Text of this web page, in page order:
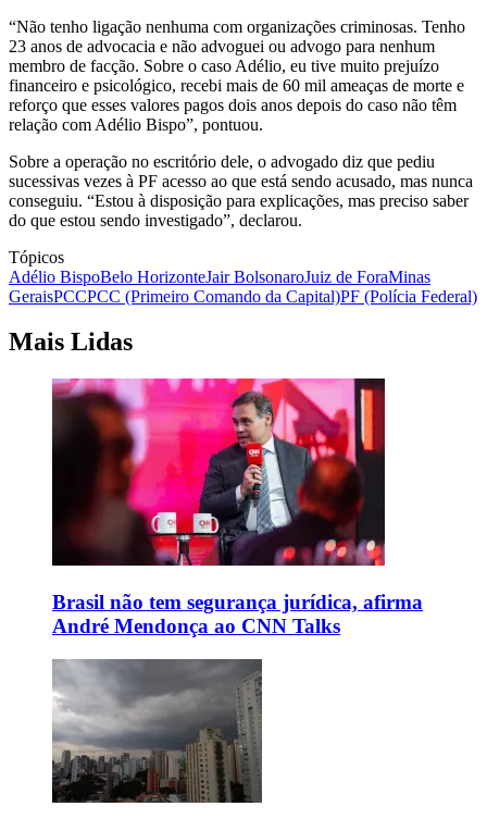
“Não tenho ligação nenhuma com organizações criminosas. Tenho
23 anos de advocacia e não advoguei ou advogo para nenhum
membro de facção. Sobre o caso Adélio, eu tive muito prejuízo
financeiro e psicológico, recebi mais de 60 mil ameaças de morte e
reforço que esses valores pagos dois anos depois do caso não têm
relação com Adélio Bispo”, pontuou.
Sobre a operação no escritório dele, o advogado diz que pediu
sucessivas vezes à PF acesso ao que está sendo acusado, mas nunca
conseguiu. “Estou à disposição para explicações, mas preciso saber
do que estou sendo investigado”, declarou.
Tópicos
Adélio BispoBelo HorizonteJair BolsonaroJuiz de ForaMinas
GeraisPCCPCC (Primeiro Comando da Capital)PF (Polícia Federal)
Mais Lidas
Brasil não tem segurança jurídica, afirma
André Mendonça ao CNN Talks